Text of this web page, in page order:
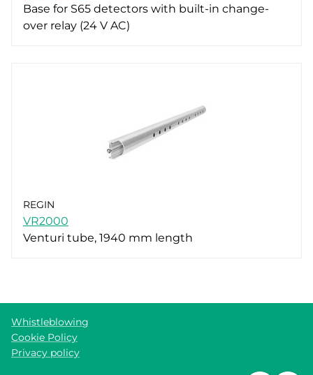
Base for S65 detectors with built-in change-
over relay (24 V AC)
REGIN
VR2000
Venturi tube, 1940 mm length
Whistleblowing
Cookie Policy
Privacy policy